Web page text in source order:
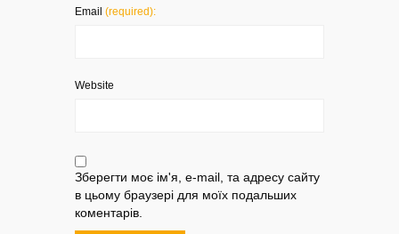
Email (required):
Website
Зберегти моє ім'я, e-mail, та адресу сайту
в цьому браузері для моїх подальших
коментарів.